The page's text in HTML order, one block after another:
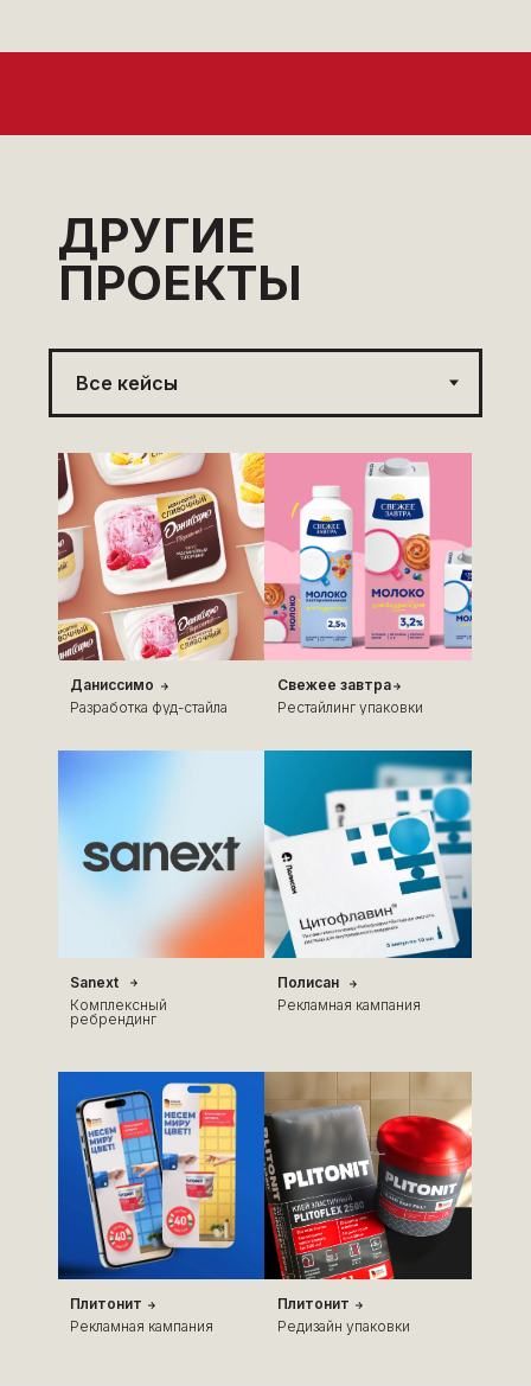
ДРУГИЕ
ПРОЕКТЫ
Даниссимо
Разработка фуд-стайла
Свежее завтра
Рестайлинг упаковки
Sanext
Комплексный
ребрендинг
Полисан
Рекламная кампания
Плитонит
Рекламная кампания
Плитонит
Редизайн упаковки